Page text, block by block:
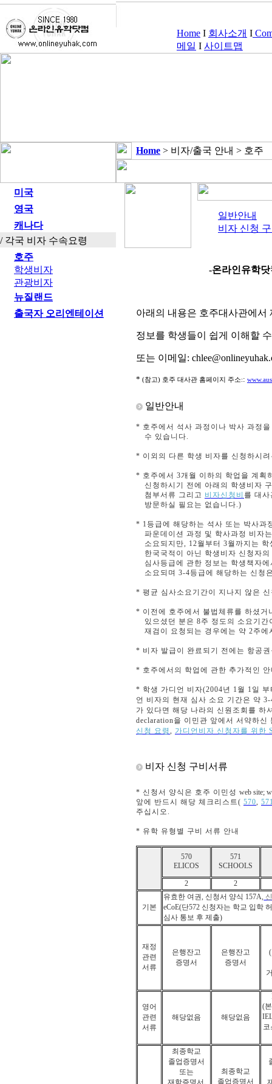
Home I 회사소개 I
메일 I 사이트맵
미국
영국
캐나다
/ 각국 비자 수속요령
호주
학생비자
관광비자
뉴질랜드
출국자 오리엔테이션
Home > 비자/출국 안내 > 호주
일반안내
비자 신청
-온라인유학
아래의 내용은 호주대사관에서
정보를 학생들이 쉽게 이해할
또는 이메일:
* (참고) 호주 대사관 홈페이지 주소::
일반안내
* 호주에서 석사 과정이나 박사 과정
수 있습니다.
* 이외의 다른 학생 비자를 신청하시
* 호주에서 3개월 이하의 학업을 계획
신청하시기 전에 아래의 학생비자
첨부서류 그리고 비자신청비 를 대
방문하실 필요는 없습니다.)
* 1등급에 해당하는 석사 또는 박사과
파운데이션 과정 및 학사과정 비자
소요되지만, 12월부터 3월까지는
한국국적이 아닌 학생비자 신청자
심사등급에 관한 정보는 학생책자
소요되며 3-4등급에 해당하는 신청
* 평균 심사소요기간이 지나지 않은
* 이전에 호주에서 불법체류를 하셨거
있으셨던 분은 8주 정도의 소요기
재검이 요청되는 경우에는 약 2주
* 비자 발급이 완료되기 전에는 항공
* 호주에서의 학업에 관한 추가적인
* 학생 가디언 비자(2004년 1월 1일 부
언 비자의 현재 심사 소요 기간은 약
가 있다면 해당 나라의 신원조회를 하
declaration을 이민관 앞에서 서약하
신청 요령, 가디언비자 신청자를 위한
비자 신청 구비서류
* 신청서 양식은 호주 이민성 web site;
앞에 반드시 해당 체크리스트( 570,
주십시오.
* 유학 유형별 구비 서류 안내
570
ELICOS
571
SCHOOLS
2 2
기본
유효한 여권, 신청서 양식 157A,
eCoE(단572 신청자는 학교 입학
심사 통보 후 제출)
재정
관련
서류
은행잔고
증명서
은행잔고
증명서
영어
관련
서류
해당없음 해당없음
(
코
최종학교
졸업증명서
또는
최종학교
졸업증명서